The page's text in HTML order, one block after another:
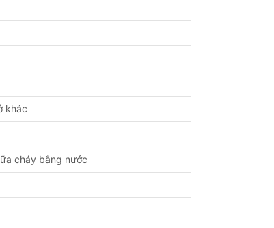
khác
cháy bằng nước